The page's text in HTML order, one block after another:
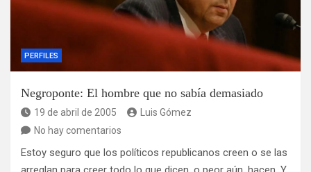
PERFILES
Negroponte: El hombre que no sabía demasiado
19 de abril de 2005
Luis Gómez
No hay comentarios
Estoy seguro que los políticos republicanos creen o se las